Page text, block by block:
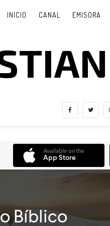
INICIO CANAL EMISORA